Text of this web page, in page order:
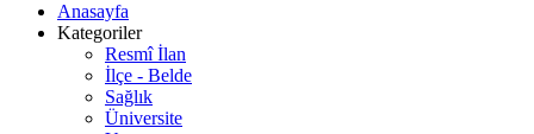
Anasayfa
Kategoriler
Resmî İlan
İlçe - Belde
Sağlık
Üniversite